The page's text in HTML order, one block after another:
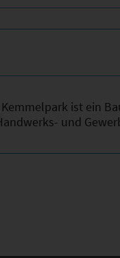
ist ein
und